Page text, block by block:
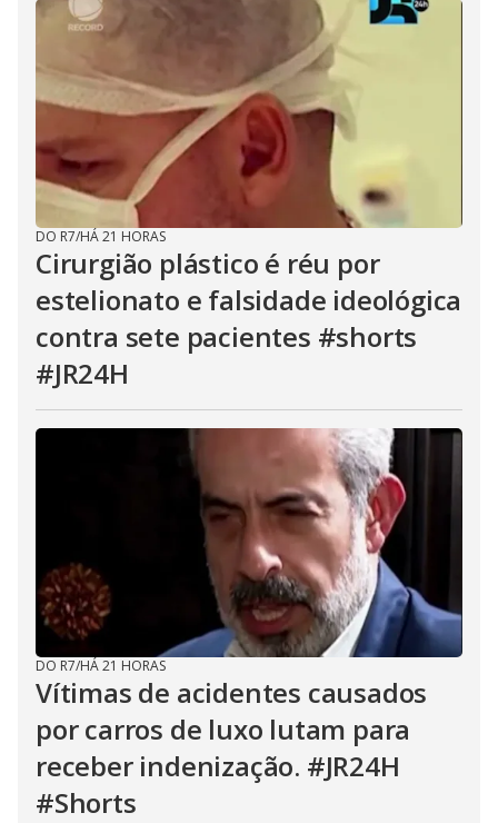
DO R7/HÁ 21 HORAS
Cirurgião plástico é réu por
estelionato e falsidade ideológica
contra sete pacientes #shorts
#JR24H
DO R7/HÁ 21 HORAS
Vítimas de acidentes causados
por carros de luxo lutam para
receber indenização. #JR24H
#Shorts